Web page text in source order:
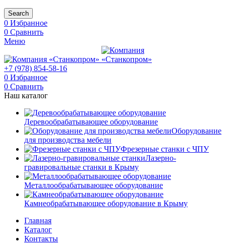
Search
0 Избранное
0 Сравнить
Меню
+7 (978) 854-58-16
0 Избранное
0 Сравнить
Наш каталог
Деревообрабатывающее оборудование
Оборудование
для производства мебели
Фрезерные станки с ЧПУ
Лазерно-
гравировальные станки в Крыму
Металлообрабатывающее оборудование
Камнеобрабатывающее оборудование в Крыму
Главная
Каталог
Контакты